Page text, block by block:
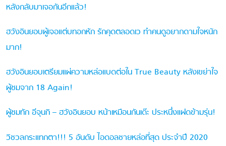
หลังกลับมาเจอกันอีกแล้ว!
ฮวังอินยอบผู้เจอแต่บทอกหัก รักคุดตลอดเว ทำคนดูอยากดามใจหนัก
มาก!
ฮวังอินยอบเตรียมแผ่ความหล่อแบดต่อใน True Beauty หลังเขย่าใจ
ผู้ชมจาก 18 Again!
ผู้ชมทัก อีจุนกิ – ฮวังอินยอบ หน้าเหมือนกันเด๊ะ ประหนึ่งแฝดข้ามรุ่น!
วิชวลกระแทกตา!!! 5 อันดับ ไอดอลชายหล่อที่สุด ประจำปี 2020